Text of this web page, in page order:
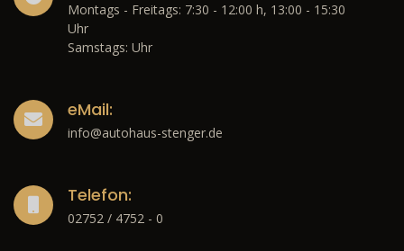
Montags - Freitags: 7:30 - 12:00 h, 13:00 - 15:30
Uhr
Samstags: Uhr
eMail:
info@autohaus-stenger.de
Telefon:
02752 / 4752 - 0